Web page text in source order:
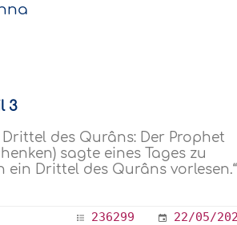
3
des Qurâns: Der Prophet
sagte eines Tages zu
ein Drittel des Qurâns vorlesen.“
236299 22/05/